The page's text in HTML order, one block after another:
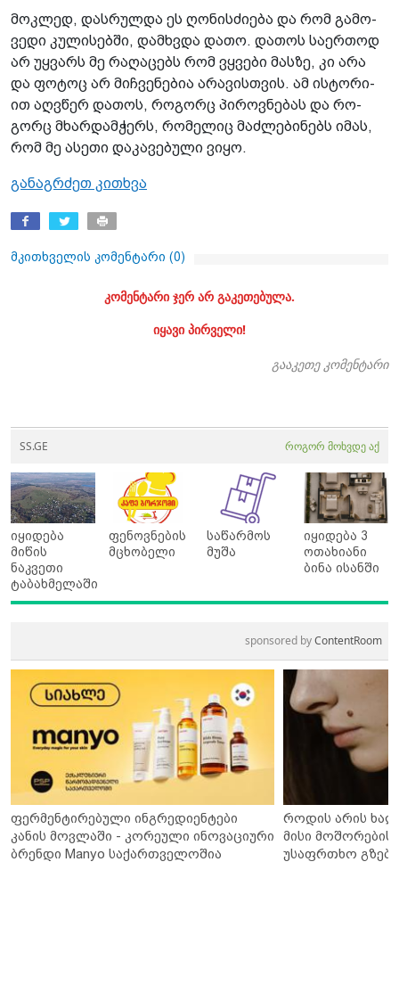
მოკ­ლედ, დას­რულ­და ეს ღო­ნის­ძი­ე­ბა და რომ გა­მო­
ვე­დი კუ­ლი­სებ­ში, დამ­ხვდა დათო. და­თოს სა­ერ­თოდ
არ უყ­ვარს მე რა­ღა­ცებს რომ ვყვე­ბი მას­ზე, კი არა
და ფო­ტოც არ მიჩ­ვე­ნე­ბია არა­ვის­თვის. ამ ის­ტო­რი­
ით აღვწერ და­თოს, რო­გორც პი­როვ­ნე­ბას და რო­
გორც მხარ­დამ­ჭერს, რო­მე­ლიც მაძ­ლე­ბი­ნებს იმას,
რომ მე ასე­თი და­კა­ვე­ბუ­ლი ვიყო.
განაგრძეთ კითხვა
მკითხველის კომენტარი (0)
კომენტარი ჯერ არ გაკეთებულა.
იყავი პირველი!
გააკეთე კომენტარი
SS.GE როგორ მოხვდე აქ
იყიდება
მიწის
ნაკვეთი
ტაბახმელაში
ფენოვნების
მცხობელი
საწარმოს
მუშა
იყიდება 3
ოთახიანი
ბინა ისანში
sponsored byContentRoom
ფერმენტირებული ინგრედიენტები
კანის მოვლაში - კორეული ინოვაციური
ბრენდი Manyo საქართველოშია
როდის არის
მისი მოშორების
უსაფრთხო გზები